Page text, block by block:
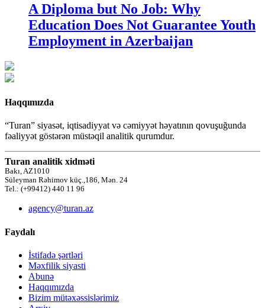
A Diploma but No Job: Why
Education Does Not Guarantee Youth
Employment in Azerbaijan
Haqqımızda
“Turan” siyasət, iqtisadiyyat və cəmiyyət həyatının qovuşuğunda
fəaliyyət göstərən müstəqil analitik qurumdur.
Turan analitik xidməti
Bakı, AZ1010
Süleyman Rəhimov küç.,186, Mən. 24
Tel.: (+99412) 440 11 96
agency@turan.az
Faydalı
İstifadə şərtləri
Məxfilik siyasti
Abunə
Haqqımızda
Bizim mütəxəssislərimiz